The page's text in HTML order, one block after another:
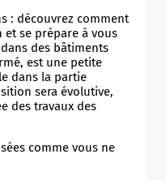
: découvrez comment
et se prépare à vous
des bâtiments
est une petite
dans la partie
sera évolutive,
des travaux des
comme vous ne